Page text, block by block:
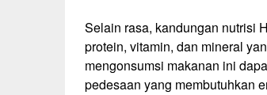
Selain rasa, kandungan nutrisi
protein, vitamin, dan mineral
mengonsumsi makanan ini
pedesaan yang membutuhkan